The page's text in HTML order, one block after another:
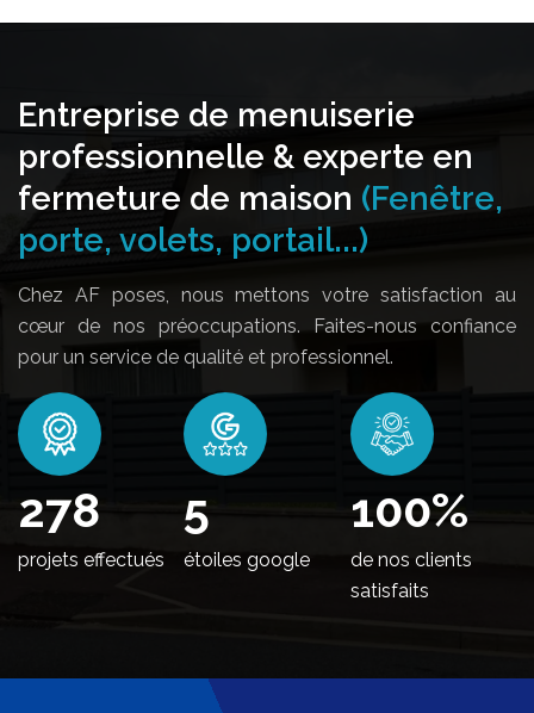
Entreprise de menuiserie
professionnelle & experte en
fermeture de maison (Fenêtre,
porte, volets, portail...)
Chez AF poses, nous mettons votre satisfaction au
cœur de nos préoccupations. Faites-nous confiance
pour un service de qualité et professionnel.
344
projets effectués
5
étoiles google
100%
de nos clients
satisfaits